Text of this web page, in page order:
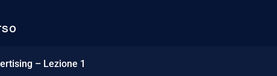
– Lezione 1